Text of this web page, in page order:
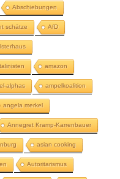
Abschiebungen
schätze AfD
amazon
alphas ampelkoalition
angela merkel
Annegret Kramp-Karrenbauer
asian cooking
Autoritarismus